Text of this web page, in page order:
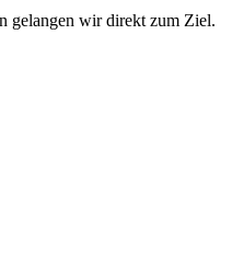
gelangen wir direkt zum Ziel.